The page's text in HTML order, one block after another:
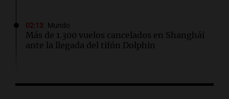
02:13 Mundo
Más de 1.300 vuelos cancelados en Shanghái
ante la llegada del tifón Dolphin
Airbnb acelera el lanzamiento de funciones